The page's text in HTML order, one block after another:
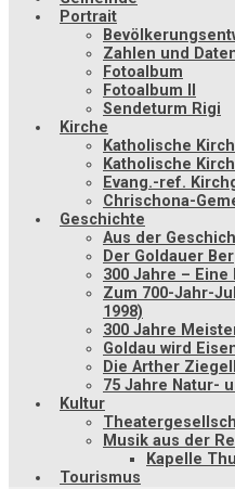
Portrait
Zahlen und
Fotoalbum
Fotoalbum II
Sendeturm Rigi
Kirche
Katholische
Katholische
Evang.-ref.
Chrischona-
Geschichte
Aus der
Der Goldauer
300 Jahre –
Zum 700-Jahr-
1998)
300 Jahre
Goldau wird
Die Arther
75 Jahre Natur-
Kultur
Musik aus der
Kapelle
Tourismus